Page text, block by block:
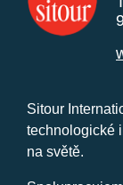
Sitour
technologické
na světě.